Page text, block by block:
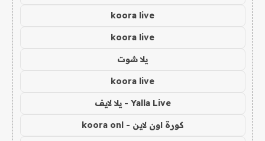
koora live
koora live
يلا شوت
koora live
Yalla Live - يلا لايف
كورة اون لاين - koora onl